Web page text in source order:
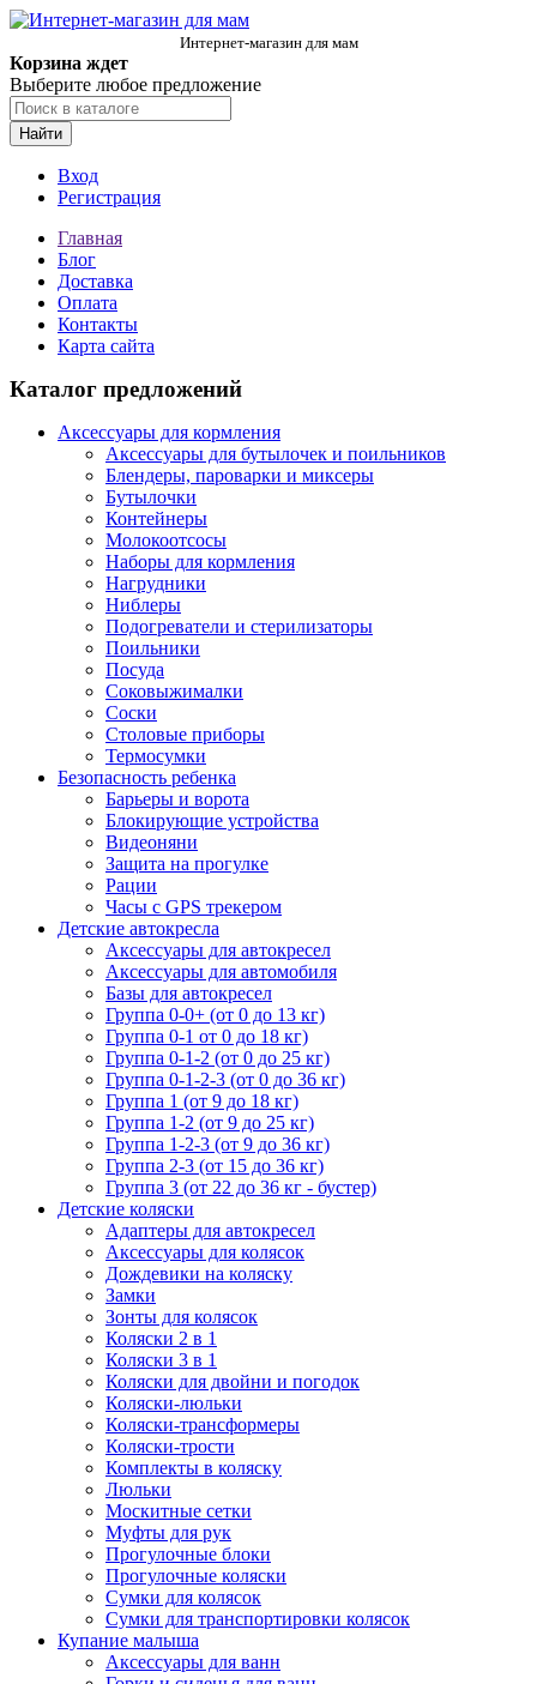
Интернет-магазин для мам
Корзина ждет
Выберите любое предложение
Найти
Вход
Регистрация
Главная
Блог
Доставка
Оплата
Контакты
Карта сайта
Каталог предложений
Аксессуары для кормления
Аксессуары для бутылочек и поильников
Блендеры, пароварки и миксеры
Бутылочки
Контейнеры
Молокоотсосы
Наборы для кормления
Нагрудники
Ниблеры
Подогреватели и стерилизаторы
Поильники
Посуда
Соковыжималки
Соски
Столовые приборы
Термосумки
Безопасность ребенка
Барьеры и ворота
Блокирующие устройства
Видеоняни
Защита на прогулке
Рации
Часы с GPS трекером
Детские автокресла
Аксессуары для автокресел
Аксессуары для автомобиля
Базы для автокресел
Группа 0-0+ (от 0 до 13 кг)
Группа 0-1 от 0 до 18 кг)
Группа 0-1-2 (от 0 до 25 кг)
Группа 0-1-2-3 (от 0 до 36 кг)
Группа 1 (от 9 до 18 кг)
Группа 1-2 (от 9 до 25 кг)
Группа 1-2-3 (от 9 до 36 кг)
Группа 2-3 (от 15 до 36 кг)
Группа 3 (от 22 до 36 кг - бустер)
Детские коляски
Адаптеры для автокресел
Аксессуары для колясок
Дождевики на коляску
Замки
Зонты для колясок
Коляски 2 в 1
Коляски 3 в 1
Коляски для двойни и погодок
Коляски-люльки
Коляски-трансформеры
Коляски-трости
Комплекты в коляску
Люльки
Москитные сетки
Муфты для рук
Прогулочные блоки
Прогулочные коляски
Сумки для колясок
Сумки для транспортировки колясок
Купание малыша
Аксессуары для ванн